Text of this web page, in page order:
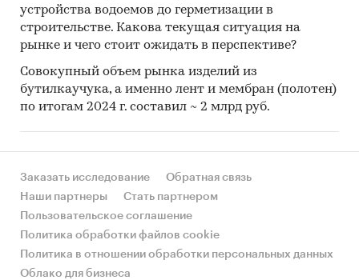
устройства водоемов до герметизации в
строительстве. Какова текущая ситуация на
рынке и чего стоит ожидать в перспективе?
Совокупный объем рынка изделий из
бутилкаучука, а именно лент и мембран (полотен)
по итогам 2024 г. составил ~ 2 млрд руб.
Заказать исследование
Обратная связь
Наши партнеры
Стать партнером
Пользовательское соглашение
Политика обработки файлов cookie
Политика в отношении обработки персональных данных
Облако для бизнеса